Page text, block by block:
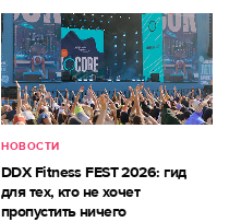
НОВОСТИ
DDX Fitness FEST 2026: гид
для тех, кто не хочет
пропустить ничего